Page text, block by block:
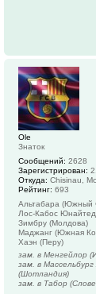
Ole
Знаток
Сообщений: 2628
Зарегистрирован:
Откуда: Chisinau,
Рейтинг: 693
Альтабара (Южный
Лос-Кабос Юнайтед
Зимбру (Молдова)
Маджанг (Южная
Хаэн (Перу)
зам. в Менгейлор
зам. в
(Шотландия)
зам. в Табор